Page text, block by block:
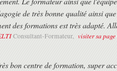
de très bonne qualité ainsi
des formations est très adapté.
Consultant-Formateur, visiter sa
bon centre de formation, super